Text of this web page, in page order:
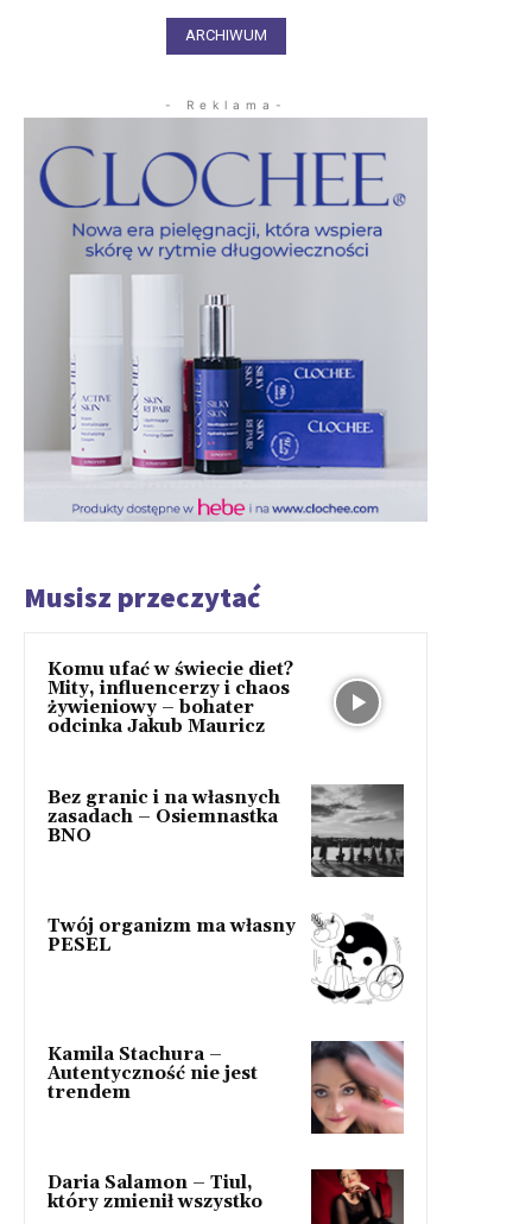
ARCHIWUM
- Reklama-
Musisz przeczytać
Komu ufać w świecie diet?
Mity, influencerzy i chaos
żywieniowy – bohater
odcinka Jakub Mauricz
Bez granic i na własnych
zasadach – Osiemnastka
BNO
Twój organizm ma własny
PESEL
Kamila Stachura –
Autentyczność nie jest
trendem
Daria Salamon – Tiul,
który zmienił wszystko